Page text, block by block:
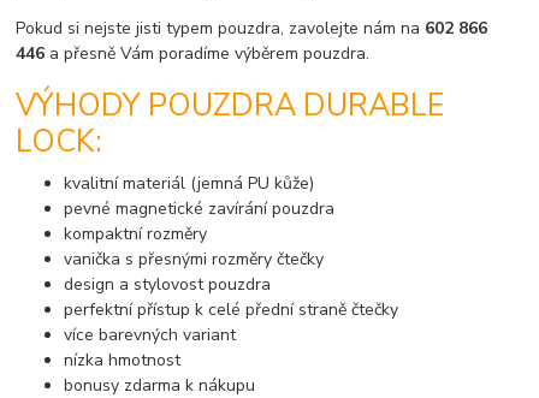
Pokud si nejste jisti typem pouzdra, zavolejte nám na 602 866
446 a přesně Vám poradíme výběrem pouzdra.
VÝHODY POUZDRA DURABLE
LOCK:
kvalitní materiál (jemná PU kůže)
pevné magnetické zavírání pouzdra
kompaktní rozměry
vanička s přesnými rozměry čtečky
design a stylovost pouzdra
perfektní přístup k celé přední straně čtečky
více barevných variant
nízka hmotnost
bonusy zdarma k nákupu